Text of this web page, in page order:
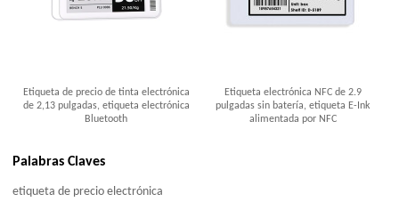
Etiqueta de precio de tinta electrónica
de 2,13 pulgadas, etiqueta electrónica
Bluetooth
Etiqueta electrónica NFC de 2.9
pulgadas sin batería, etiqueta E-Ink
alimentada por NFC
Palabras Claves
etiqueta de precio electrónica